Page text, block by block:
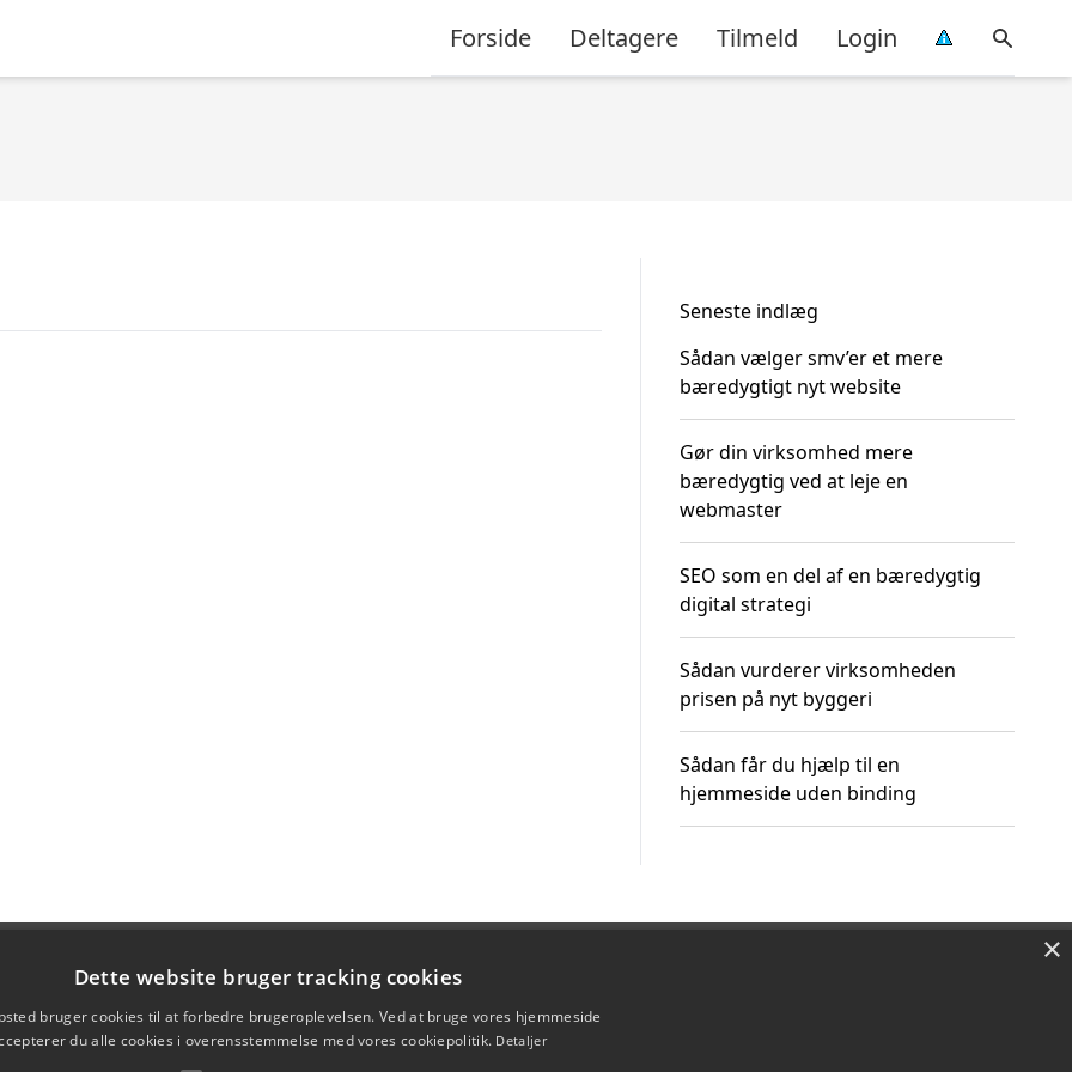
Forside Deltagere Tilmeld Login
Seneste indlæg
Sådan vælger smv’er et mere
bæredygtigt nyt website
Gør din virksomhed mere
bæredygtig ved at leje en
webmaster
SEO som en del af en bæredygtig
digital strategi
Sådan vurderer virksomheden
prisen på nyt byggeri
Sådan får du hjælp til en
hjemmeside uden binding
×
Dette website bruger tracking cookies
bruger cookies til at forbedre brugeroplevelsen. Ved at bruge vores hjemmeside
du alle cookies i overensstemmelse med vores cookiepolitik. Detaljer